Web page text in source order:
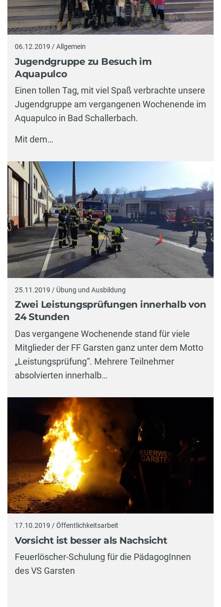
06.12.2019 / Allgemein
Jugendgruppe zu Besuch im
Aquapulco
Einen tollen Tag, mit viel Spaß verbrachte unsere
Jugendgruppe am vergangenen Wochenende im
Aquapulco in Bad Schallerbach.
Mit dem…
25.11.2019 / Übung und Ausbildung
Zwei Leistungsprüfungen innerhalb von
24 Stunden
Das vergangene Wochenende stand für viele
Mitglieder der FF Garsten ganz unter dem Motto
„Leistungsprüfung“. Mehrere Teilnehmer
absolvierten innerhalb…
17.10.2019 / Öffentlichkeitsarbeit
Vorsicht ist besser als Nachsicht
Feuerlöscher-Schulung für die PädagogInnen
des VS Garsten